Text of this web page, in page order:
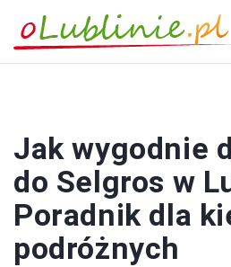
Jak wygodnie
do Selgros w
Poradnik dla
podróżnych